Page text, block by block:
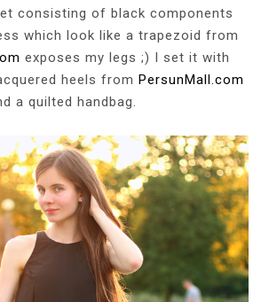
consisting of black components
which look like a trapezoid from
exposes my legs ;) I set it with
heels fromPersunMall.com
a quilted handbag.